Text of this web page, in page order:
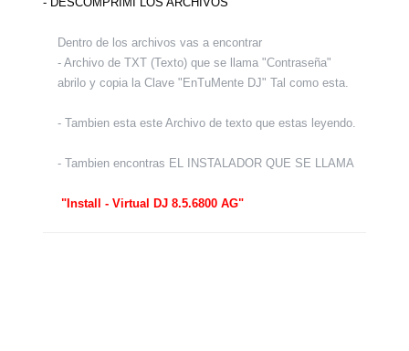
Dentro de los archivos vas a encontrar
- Archivo de TXT (Texto) que se llama "Contraseña"
abrilo y copia la Clave "EnTuMente DJ" Tal como esta.
- Tambien esta este Archivo de texto que estas leyendo.
- Tambien encontras EL INSTALADOR QUE SE LLAMA
"Install - Virtual DJ 8.5.6800 AG"